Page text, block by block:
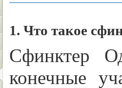
1. Что такое
Сфинктер
конечные